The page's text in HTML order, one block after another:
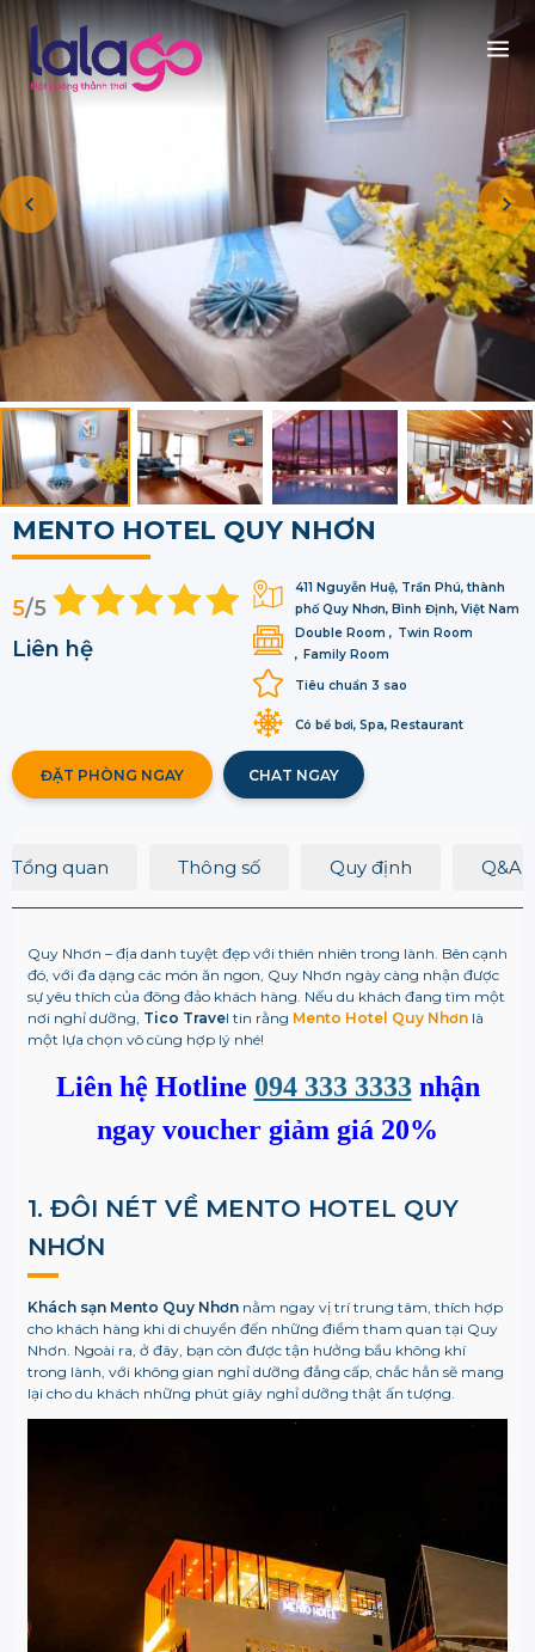
MENTO HOTEL QUY NHƠN
411 Nguyễn Huệ, Trần Phú, thành
phố Quy Nhơn, Bình Định, Việt Nam
Double Room
Twin Room
Family Room
Tiêu chuẩn 3 sao
Có bể bơi, Spa, Restaurant
5/5
Liên hệ
ĐẶT PHÒNG NGAY CHAT NGAY
Tổng quan Thông số Quy định Q&A
Quy Nhơn – địa danh tuyệt đẹp với thiên nhiên trong lành. Bên cạnh
đó, với đa dạng các món ăn ngon, Quy Nhơn ngày càng nhận được
sự yêu thích của đông đảo khách hàng. Nếu du khách đang tìm một
nơi nghỉ dưỡng, Tico Travel tin rằng Mento Hotel Quy Nhơnlà
một lựa chọn vô cùng hợp lý nhé!
Liên hệ Hotline 094 333 3333 nhận
ngay voucher giảm giá 20%
1. ĐÔI NÉT VỀ MENTO HOTEL QUY
NHƠN
Khách sạn Mento Quy Nhơnnằm ngay vị trí trung tâm, thích hợp
cho khách hàng khi di chuyển đến những điểm tham quan tại Quy
Nhơn. Ngoài ra, ở đây, bạn còn được tận hưởng bầu không khí
trong lành, với không gian nghỉ dưỡng đẳng cấp, chắc hẳn sẽ mang
lại cho du khách những phút giây nghỉ dưỡng thật ấn tượng.